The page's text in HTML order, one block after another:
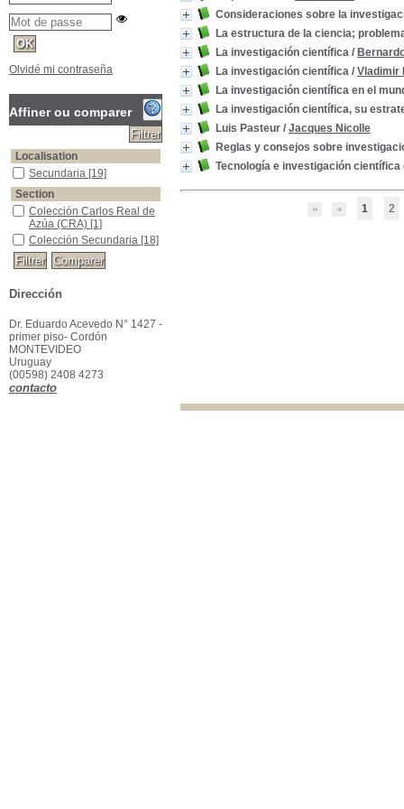
Consideraciones sobre la
La estructura de la ciencia;
La investigación científica /
La investigación científica / Vladimir
La investigación científica en el
La investigación científica, su
Luis Pasteur / Jacques Nicolle
Reglas y consejos sobre
Tecnología e investigación
1 2
Olvidé mi contraseña
Affiner ou comparer
Localisation
Secundaria [19]
Section
Colección Carlos Real de
Azúa (CRA) [1]
Colección Secundaria [18]
Dirección
Dr. Eduardo Acevedo N° 1427 -
primer piso- Cordón
MONTEVIDEO
Uruguay
(00598) 2408 4273
contacto